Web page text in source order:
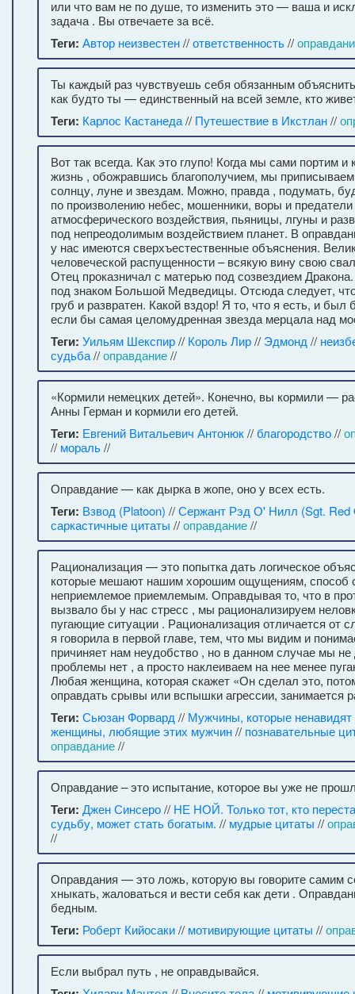
или что вам не по душе, то изменить это — ваша и
задача . Вы отвечаете за всё.
Теги: Автор неизвестен//ответственность//
Ты каждый раз чувствуешь себя обязанным
как будто ты — единственный на всей земле, кто
Теги: Карлос Кастанеда// Путешествие в Икстлан//
Вот так всегда. Как это глупо! Когда мы сами портим и
жизнь , обожравшись благополучием, мы
солнцу, луне и звездам. Можно, правда , подумать,
по произволению небес, мошенники, воры и
атмосферического воздействия, пьяницы, лгуны и
под непреодолимым воздействием планет. В
у нас имеются сверхъестественные объяснения.
человеческой распущенности – всякую вину свою
Отец проказничал с матерью под созвездием
под знаком Большой Медведицы. Отсюда следует,
груб и развратен. Какой вздор! Я то, что я есть, и
если бы самая целомудренная звезда мерцала над
Теги: Уильям Шекспир// Король Лир// Эдмонд //
судьба//оправдание//
«Кормили немецких детей». Конечно, вы кормили —
Анны Герман и кормили его детей.
Теги: Евгений Витальевич Антонюк//благородство//
// мораль//
Оправдание — как дырка в жопе, оно у всех есть.
Теги: Взвод (Platoon) //Сержант Рэд О' Нилл (Sgt. Red
саркастичные цитаты //оправдание//
Рационализация — это попытка дать логическое
которые мешают нашим хорошим ощущениям, способ
неприемлемое приемлемым. Оправдывая то, что в
вызвало бы у нас стресс , мы рационализируем
пугающие ситуации . Рационализация отличается от
я говорила в первой главе, тем, что мы видим и
причиняет нам неудобство , но в данном случае мы
проблемы нет , а просто наклеиваем на нее менее
Любая женщина, которая скажет «Он сделал это,
оправдать срывы или вспышки агрессии, занимается
Теги: Сьюзан Форвард // Мужчины, которые
женщины, любящие этих мужчин// познавательные
оправдание//
Оправдание – это испытание, которое вы уже не
Теги: Джен Синсеро// НЕ НОЙ. Только тот, кто
судьбу, может стать богатым. // мудрые цитаты //
//
Оправдания — это ложь, которую вы говорите самим
хныкать, жаловаться и вести себя как дети .
бедным.
Теги: Роберт Кийосаки// мотивирующие цитаты //
Если выбрал путь , не оправдывайся.